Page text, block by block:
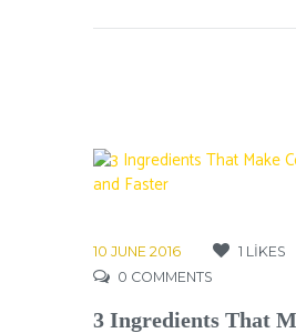
10 JUNE 2016 1 LIKES
0 COMMENTS
3 Ingredients That